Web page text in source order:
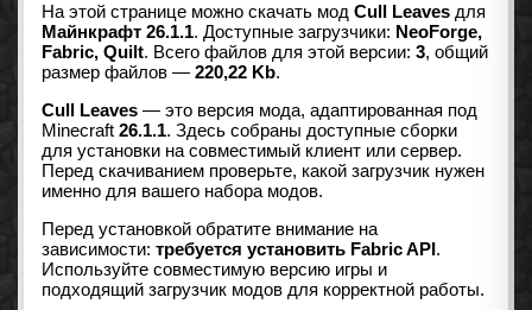
На этой странице можно скачать мод Cull Leaves для
Майнкрафт 26.1.1. Доступные загрузчики: NeoForge,
Fabric, Quilt. Всего файлов для этой версии: 3, общий
размер файлов — 220,22 Kb.
Cull Leaves — это версия мода, адаптированная под
Minecraft 26.1.1. Здесь собраны доступные сборки
для установки на совместимый клиент или сервер.
Перед скачиванием проверьте, какой загрузчик нужен
именно для вашего набора модов.
Перед установкой обратите внимание на
зависимости: требуется установить Fabric API.
Используйте совместимую версию игры и
подходящий загрузчик модов для корректной работы.